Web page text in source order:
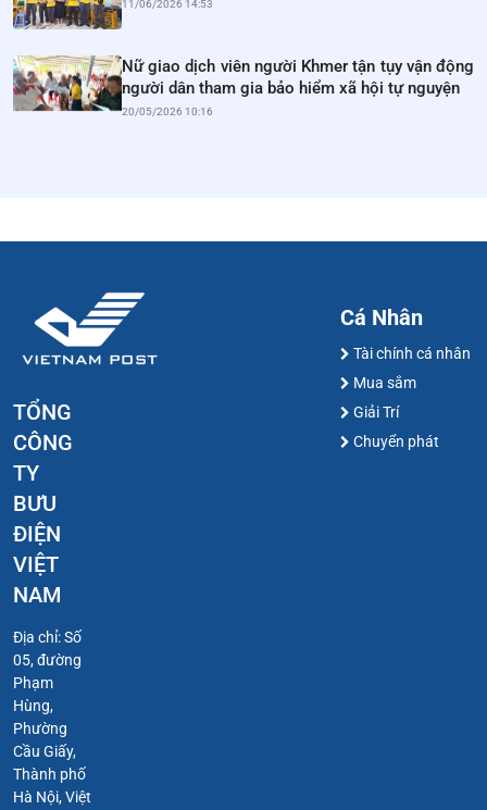
11/06/2026 14:53
Nữ giao dịch viên người Khmer tận tụy vận động
người dân tham gia bảo hiểm xã hội tự nguyện
20/05/2026 10:16
TỔNG
CÔNG
TY
BƯU
ĐIỆN
VIỆT
NAM
Địa chỉ: Số
05, đường
Phạm
Hùng,
Phường
Cầu Giấy,
Thành phố
Hà Nội, Việt
Cá Nhân
Tài chính cá nhân
Mua sắm
Giải Trí
Chuyển phát